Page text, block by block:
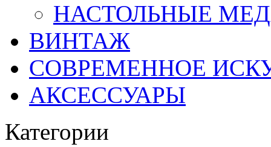
НАСТОЛЬНЫЕ
ВИНТАЖ
СОВРЕМЕННОЕ
АКСЕССУАРЫ
Категории